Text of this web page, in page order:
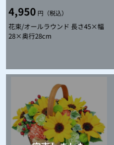
4,950 円（税込）
花束/オールラウンド 長さ45×幅
28×奥行28cm